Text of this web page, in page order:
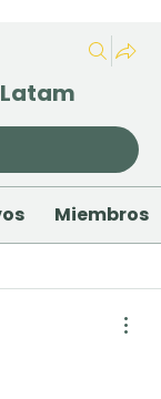
Miembros